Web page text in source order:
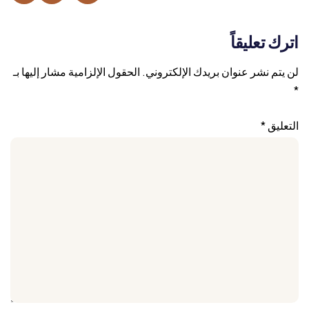
اترك تعليقاً
لن يتم نشر عنوان بريدك الإلكتروني. الحقول الإلزامية مشار إليها بـ
*
التعليق*